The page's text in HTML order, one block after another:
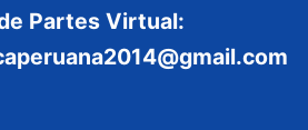
Partes Virtual: